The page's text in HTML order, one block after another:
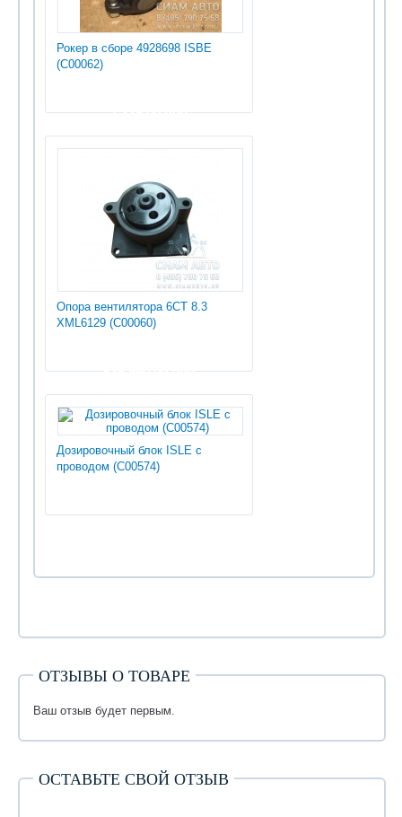
Рокер в сборе 4928698 ISBE
(С00062)
1 335.00 руб
Опора вентилятора 6СТ 8.3
XML6129 (С00060)
535 950.00 руб
Дозировочный блок ISLE с
проводом (С00574)
ОТЗЫВЫ О ТОВАРЕ
Ваш отзыв будет первым.
ОСТАВЬТЕ СВОЙ ОТЗЫВ